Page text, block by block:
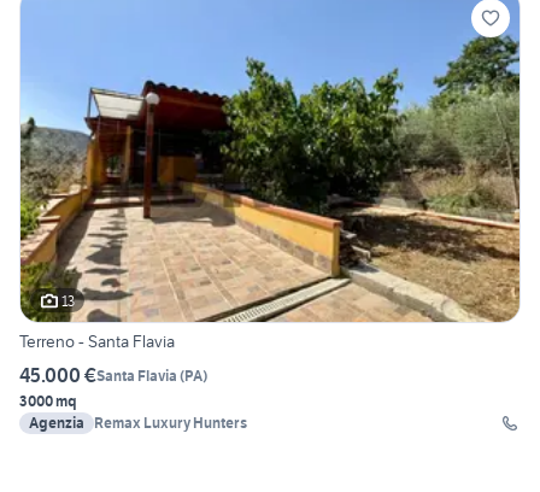
13
Terreno - Santa Flavia
45.000 €Santa Flavia (PA)
3000 mq
Agenzia
Remax Luxury Hunters